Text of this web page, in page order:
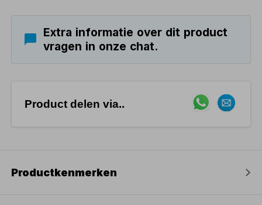
Extra informatie over dit product
vragen in onze chat.
Product delen via..
Productkenmerken